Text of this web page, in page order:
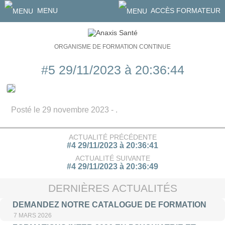
MENU ACCÈS FORMATEUR
ORGANISME DE FORMATION CONTINUE
#5 29/11/2023 à 20:36:44
Posté le 29 novembre 2023 - .
ACTUALITÉ PRÉCÉDENTE
#4 29/11/2023 à 20:36:41
ACTUALITÉ SUIVANTE
#4 29/11/2023 à 20:36:49
DERNIÈRES ACTUALITÉS
DEMANDEZ NOTRE CATALOGUE DE FORMATION
7 MARS 2026